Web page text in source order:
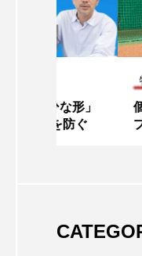
形」
ぐ
個人と組織
プ